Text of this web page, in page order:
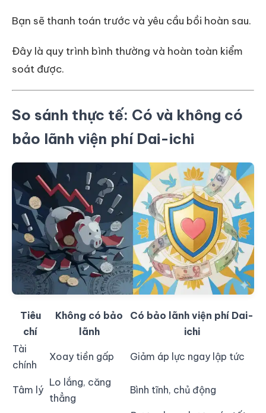
Bạn sẽ thanh toán trước và yêu cầu bồi hoàn sau.
Đây là quy trình bình thường và hoàn toàn kiểm
soát được.
So sánh thực tế: Có và không có
bảo lãnh viện phí Dai-ichi
Tiêu
chí
Không có bảo
lãnh
Có bảo lãnh viện phí Dai-
ichi
Tài
chính
Xoay tiền gấp Giảm áp lực ngay lập tức
Tâm lý
Lo lắng, căng
thẳng
Bình tĩnh, chủ động